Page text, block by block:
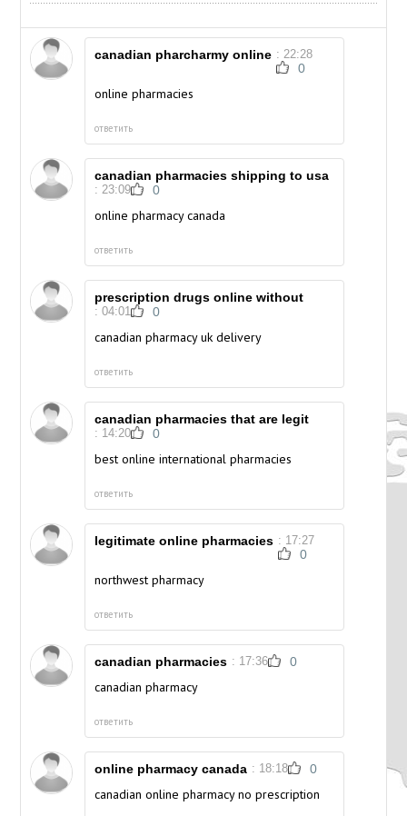
canadian pharcharmy online : 22:28
0
online pharmacies
ответить
canadian pharmacies shipping to usa
: 23:09 0
online pharmacy canada
ответить
prescription drugs online without
: 04:01 0
canadian pharmacy uk delivery
ответить
canadian pharmacies that are legit
: 14:20 0
best online international pharmacies
ответить
legitimate online pharmacies : 17:27
0
northwest pharmacy
ответить
canadian pharmacies : 17:36 0
canadian pharmacy
ответить
online pharmacy canada : 18:18 0
canadian online pharmacy no prescription